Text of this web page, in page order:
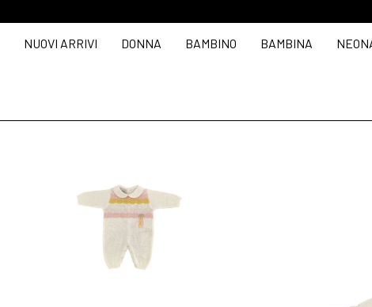
NUOVI ARRIVI DONNA BAMBINO BAMBINA